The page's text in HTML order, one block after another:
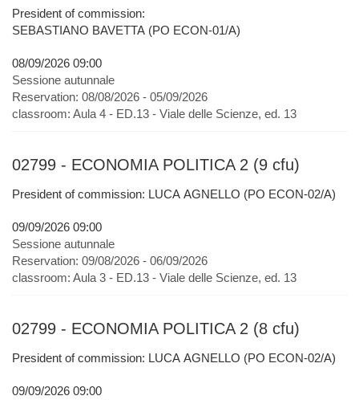
President of commission:
SEBASTIANO BAVETTA (PO ECON-01/A)
08/09/2026 09:00
Sessione autunnale
Reservation: 08/08/2026 - 05/09/2026
classroom: Aula 4 - ED.13 - Viale delle Scienze, ed. 13
02799 - ECONOMIA POLITICA 2 (9 cfu)
President of commission: LUCA AGNELLO (PO ECON-02/A)
09/09/2026 09:00
Sessione autunnale
Reservation: 09/08/2026 - 06/09/2026
classroom: Aula 3 - ED.13 - Viale delle Scienze, ed. 13
02799 - ECONOMIA POLITICA 2 (8 cfu)
President of commission: LUCA AGNELLO (PO ECON-02/A)
09/09/2026 09:00